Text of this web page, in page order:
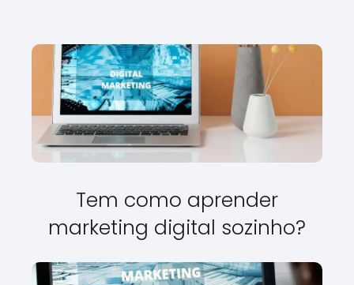
Tem como aprender
marketing digital sozinho?